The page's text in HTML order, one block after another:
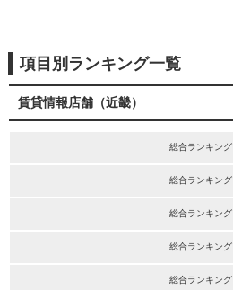
項目別ランキング一覧
賃貸情報店舗（近畿）
総合ランキング
総合ランキング
総合ランキング
総合ランキング
総合ランキング